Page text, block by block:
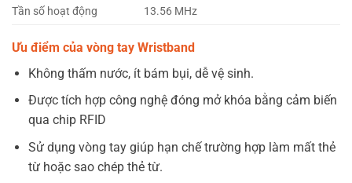
Tần số hoạt động
13.56 MHz
Ưu điểm của vòng tay Wristband
Không thấm nước, ít bám bụi, dễ vệ sinh.
Được tích hợp công nghệ đóng mở khóa bằng cảm biến
qua chip RFID
Sử dụng vòng tay giúp hạn chế trường hợp làm mất thẻ
từ hoặc sao chép thẻ từ.